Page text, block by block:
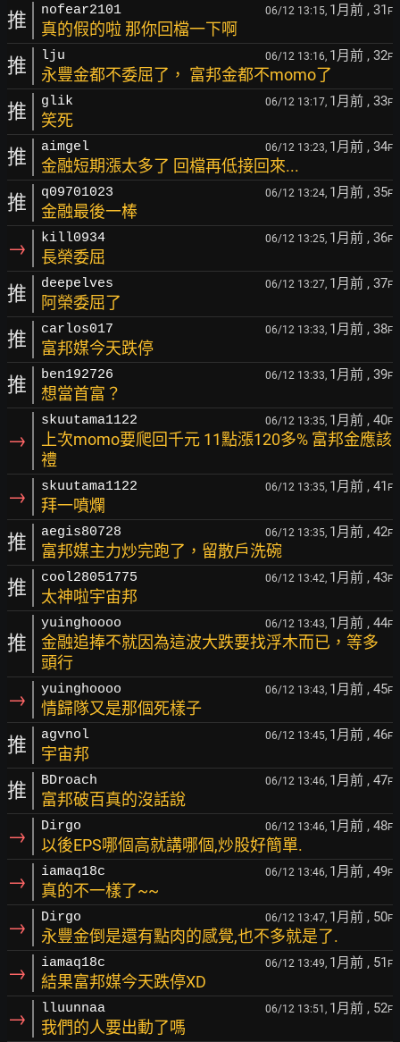
推 nofear2101 06/12 13:15, 1月前 , 31 F
真的假的啦 那你回檔一下啊
推 lju 06/12 13:16, 1月前 , 32F
永豐金都不委屈了， 富邦金都不momo了
推 glik 06/12 13:17, 1月前 , 33F
笑死
推 aimgel 06/12 13:23, 1月前 , 34F
金融短期漲太多了 回檔再低接回來...
推 q09701023 06/12 13:24, 1月前 , 35F
金融最後一棒
→ kill0934 06/12 13:25, 1月前 , 36F
長榮委屈
推 deepelves 06/12 13:27, 1月前 , 37F
阿榮委屈了
推 carlos017 06/12 13:33, 1月前 , 38F
富邦媒今天跌停
推 ben192726 06/12 13:33, 1月前 , 39F
想當首富？
→
skuutama1122 06/12 13:35, 1月前 , 40F
上次momo要爬回千元 11點漲120多% 富邦金應該
禮
→ skuutama1122 06/12 13:35, 1月前 , 41 F
拜一噴爛
推 aegis80728 06/12 13:35, 1月前 , 42F
富邦媒主力炒完跑了，留散戶洗碗
推 cool28051775 06/12 13:42, 1月前 , 43F
太神啦宇宙邦
推
yuinghoooo 06/12 13:43, 1月前 , 44F
金融追捧不就因為這波大跌要找浮木而已，等多
頭行
→ yuinghoooo 06/12 13:43, 1月前 , 45F
情歸隊又是那個死樣子
推 agvnol 06/12 13:45, 1月前 , 46F
宇宙邦
推 BDroach 06/12 13:46, 1月前 , 47F
富邦破百真的沒話說
→ Dirgo 06/12 13:46, 1月前 , 48F
以後EPS哪個高就講哪個,炒股好簡單.
→ iamaq18c 06/12 13:46, 1月前 , 49F
真的不一樣了~~
→ Dirgo 06/12 13:47, 1月前 , 50F
永豐金倒是還有點肉的感覺,也不多就是了.
→ iamaq18c 06/12 13:49, 1月前 , 51 F
結果富邦媒今天跌停XD
→ lluunnaa 06/12 13:51, 1月前 , 52F
我們的人要出動了嗎